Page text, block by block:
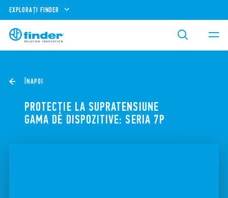
EXPLORAȚI FINDER
ÎNAPOI
PROTECȚIE LA SUPRATENSIUNE
GAMA DE DISPOZITIVE: SERIA 7P